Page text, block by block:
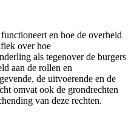
en hoe de overheid
over hoe
als tegenover de burgers
aan de rollen en
de uitvoerende en de
omvat ook de grondrechten
van deze rechten.